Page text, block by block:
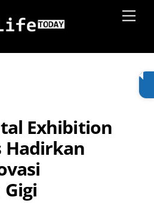
Exhibition
Hadirkan